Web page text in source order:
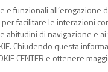
funzionali all’erogazione
facilitare le interazioni
abitudini di navigazione e
Chiudendo questa
CENTER e ottenere